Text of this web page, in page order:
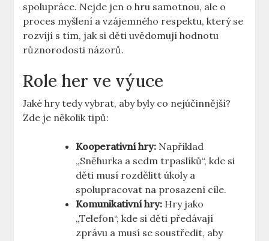
spolupráce. Nejde jen o hru samotnou, ale o
proces myšlení a vzájemného respektu, který se
rozvíjí s tím, jak si děti uvědomují hodnotu
různorodosti názorů.
Role her ve výuce
Jaké hry tedy vybrat, aby byly co nejúčinnější?
Zde je několik tipů:
Kooperativní hry: Například
„Sněhurka a sedm trpaslíků“, kde si
děti musí rozdělitt úkoly a
spolupracovat na prosazení cíle.
Komunikativní hry: Hry jako
„Telefon“, kde si děti předávají
zprávu a musí se soustředit, aby